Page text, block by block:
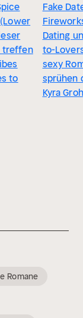
treffen
to
Fake
Dating
to-
sexy
sprühen
Kyra Groh
Romane